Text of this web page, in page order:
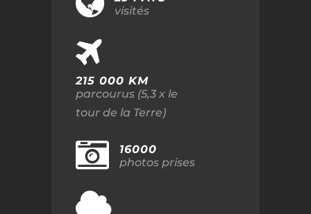
visités
215 000 KM
parcourus (5,3 x le
tour de la Terre)
16000
photos prises